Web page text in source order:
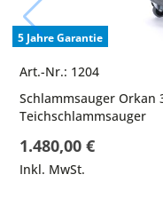
5 Jahre Garantie
Art.-Nr.: 1204
Schlammsauger Orkan
Teichschlammsauger
1.480,00 €
Inkl. MwSt.